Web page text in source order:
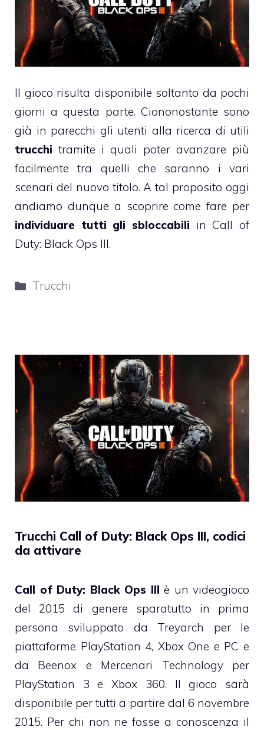
Il gioco risulta disponibile soltanto da pochi
giorni a questa parte. Ciononostante sono
già in parecchi gli utenti alla ricerca di utili
trucchi tramite i quali poter avanzare più
facilmente tra quelli che saranno i vari
scenari del nuovo titolo. A tal proposito oggi
andiamo dunque a scoprire come fare per
individuare tutti gli sbloccabili in Call of
Duty: Black Ops III.
Categorie
Trucchi
Trucchi Call of Duty: Black Ops III, codici
da attivare
Call of Duty: Black Ops III è un videogioco
del 2015 di genere sparatutto in prima
persona sviluppato da Treyarch per le
piattaforme PlayStation 4, Xbox One e PC e
da Beenox e Mercenari Technology per
PlayStation 3 e Xbox 360. Il gioco sarà
disponibile per tutti a partire dal 6 novembre
2015. Per chi non ne fosse a conoscenza il